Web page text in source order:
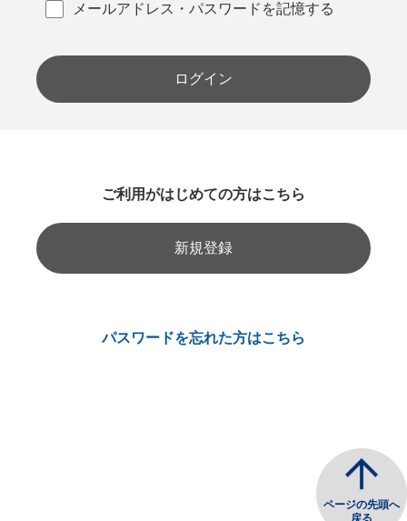
メールアドレス・パスワードを記憶する
ログイン
ご利用がはじめての方はこちら
新規登録
パスワードを忘れた方はこちら
ページの先頭へ
戻る